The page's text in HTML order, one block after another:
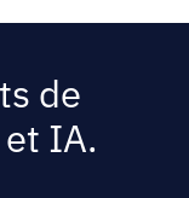
de
IA.